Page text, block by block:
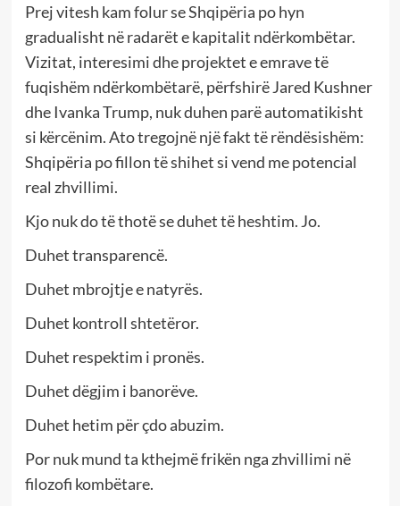
Prej vitesh kam folur se Shqipëria po hyn
gradualisht në radarët e kapitalit ndërkombëtar.
Vizitat, interesimi dhe projektet e emrave të
fuqishëm ndërkombëtarë, përfshirë Jared Kushner
dhe Ivanka Trump, nuk duhen parë automatikisht
si kërcënim. Ato tregojnë një fakt të rëndësishëm:
Shqipëria po fillon të shihet si vend me potencial
real zhvillimi.
Kjo nuk do të thotë se duhet të heshtim. Jo.
Duhet transparencë.
Duhet mbrojtje e natyrës.
Duhet kontroll shtetëror.
Duhet respektim i pronës.
Duhet dëgjim i banorëve.
Duhet hetim për çdo abuzim.
Por nuk mund ta kthejmë frikën nga zhvillimi në
filozofi kombëtare.